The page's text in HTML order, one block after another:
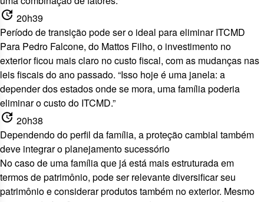
update 20h39
Período de transição pode ser o ideal para eliminar ITCMD
Para Pedro Falcone, do Mattos Filho, o investimento no
exterior ficou mais claro no custo fiscal, com as mudanças nas
leis fiscais do ano passado. “Isso hoje é uma janela: a
depender dos estados onde se mora, uma família poderia
eliminar o custo do ITCMD.”
update 20h38
Dependendo do perfil da família, a proteção cambial também
deve integrar o planejamento sucessório
No caso de uma família que já está mais estruturada em
termos de patrimônio, pode ser relevante diversificar seu
patrimônio e considerar produtos também no exterior. Mesmo